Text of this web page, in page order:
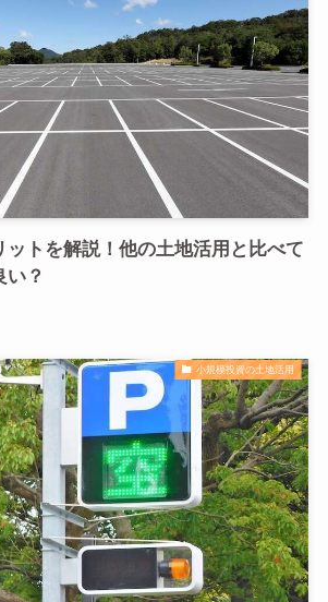
ットを解説！他の土地活用と比べて
い？
小規模投資の土地活用